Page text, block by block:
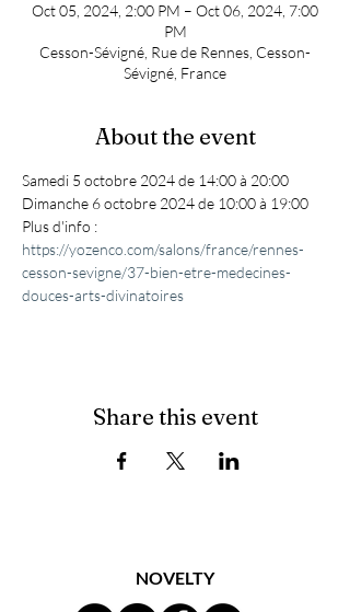
Oct 05, 2024, 2:00 PM – Oct 06, 2024, 7:00
PM
Cesson-Sévigné, Rue de Rennes, Cesson-
Sévigné, France
About the event
Samedi 5 octobre 2024 de 14:00 à 20:00
Dimanche 6 octobre 2024 de 10:00 à 19:00
Plus d'info :
https://yozenco.com/salons/france/rennes-
cesson-sevigne/37-bien-etre-medecines-
douces-arts-divinatoires
Share this event
NOVELTY